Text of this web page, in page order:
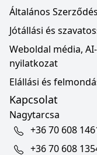
Általános
Jótállási és
Weboldal média,
nyilatkozat
Elállási és
Kapcsolat
Nagytarcsa
+36 70 608
+36 70 608